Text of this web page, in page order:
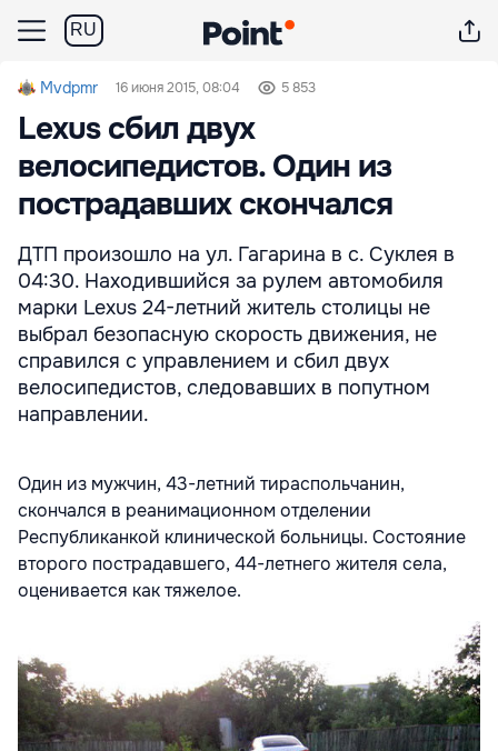
RU
Mvdpmr 16 июня 2015, 08:04 5 853
Lexus сбил двух
велосипедистов. Один из
пострадавших скончался
ДТП произошло на ул. Гагарина в с. Суклея в
04:30. Находившийся за рулем автомобиля
марки Lexus 24-летний житель столицы не
выбрал безопасную скорость движения, не
справился с управлением и сбил двух
велосипедистов, следовавших в попутном
направлении.
Один из мужчин, 43-летний тираспольчанин,
скончался в реанимационном отделении
Республиканкой клинической больницы. Состояние
второго пострадавшего, 44-летнего жителя села,
оценивается как тяжелое.